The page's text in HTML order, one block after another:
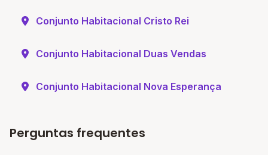
Conjunto Habitacional Cristo Rei
Conjunto Habitacional Duas Vendas
Conjunto Habitacional Nova Esperança
Perguntas frequentes